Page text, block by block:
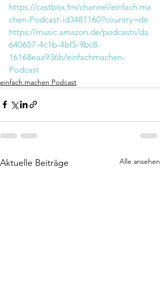
https://castbox.fm/channel/einfach.ma
chen-Podcast-id3481160?country=de
https://music.amazon.de/podcasts/da
640657-4c1b-4bf5-9bc8-
16168eaa936b/einfachmachen-
Podcast
einfach.machen Podcast
Aktuelle Beiträge Alle ansehen